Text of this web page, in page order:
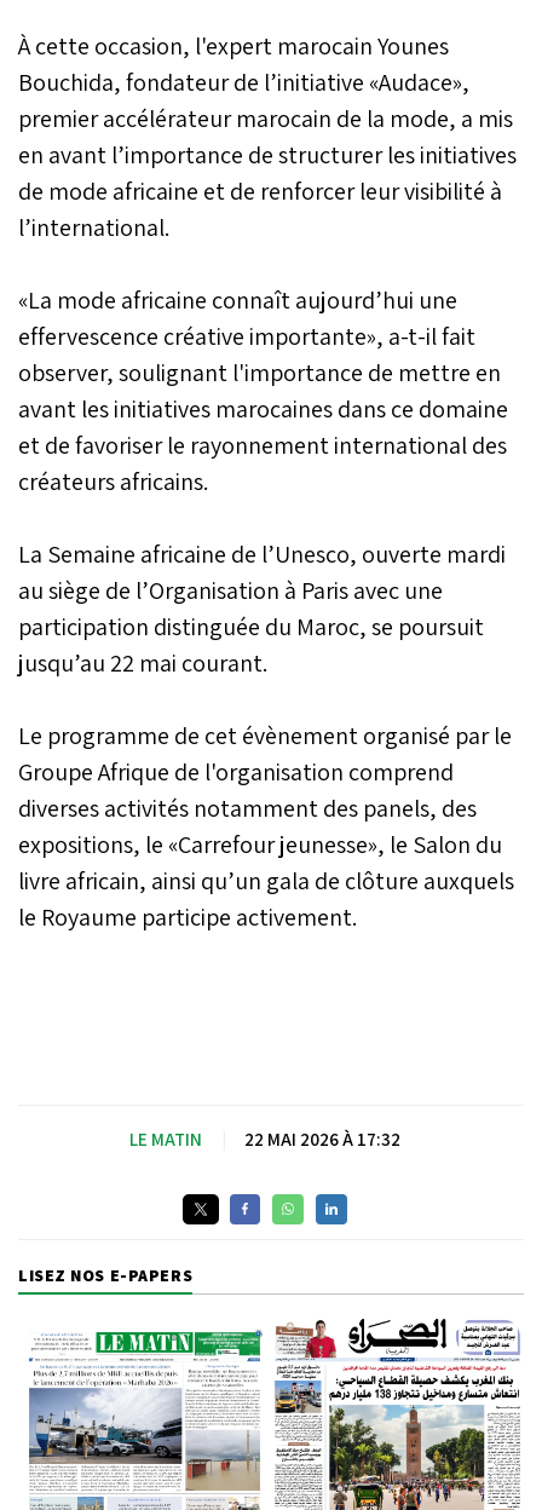
À cette occasion, l'expert marocain Younes
Bouchida, fondateur de l’initiative «Audace»,
premier accélérateur marocain de la mode, a mis
en avant l’importance de structurer les initiatives
de mode africaine et de renforcer leur visibilité à
l’international.
«La mode africaine connaît aujourd’hui une
effervescence créative importante», a-t-il fait
observer, soulignant l'importance de mettre en
avant les initiatives marocaines dans ce domaine
et de favoriser le rayonnement international des
créateurs africains.
La Semaine africaine de l’Unesco, ouverte mardi
au siège de l’Organisation à Paris avec une
participation distinguée du Maroc, se poursuit
jusqu’au 22 mai courant.
Le programme de cet évènement organisé par le
Groupe Afrique de l'organisation comprend
diverses activités notamment des panels, des
expositions, le «Carrefour jeunesse», le Salon du
livre africain, ainsi qu’un gala de clôture auxquels
le Royaume participe activement.
LE MATIN 22 MAI 2026 À 17:32
LISEZ NOS E-PAPERS